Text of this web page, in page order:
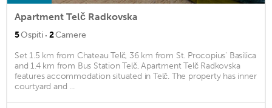
Apartment Telč Radkovska
5Ospiti · 2Camere
Set 1.5 km from Chateau Telč, 36 km from St. Procopius' Basilica
and 1.4 km from Bus Station Telč, Apartment Telč Radkovska
features accommodation situated in Telč. The property has inner
courtyard and ...